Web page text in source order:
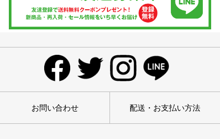
お問い合わせ 配送・お支払い方法